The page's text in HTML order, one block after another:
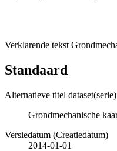
Verklarende tekst
Standaard
Alternatieve titel dataset(serie)
Grondmechanische
Versiedatum (Creatiedatum)
2014-01-01